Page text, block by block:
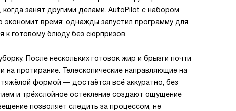
занят другими делами. AutoPilot с набором
экономит время: однажды запустил программу для
к готовому блюду без сюрпризов.
После нескольких готовок жир и брызги почти
на протирание. Телескопические направляющие на
формой — достаётся всё аккуратно, без
и трёхслойное остекление создают ощущение
позволяет следить за процессом, не